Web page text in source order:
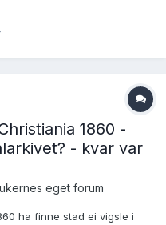
i Garnison, Christiania
view/327/pv000000...
1860 -
- kvar var
eget forum
ha finne stad ei vigsle i